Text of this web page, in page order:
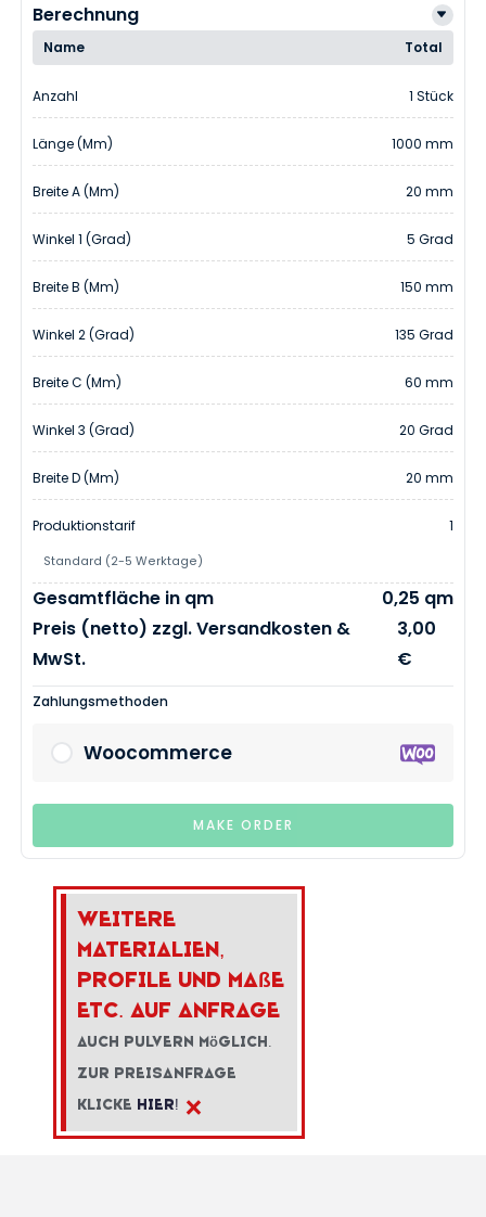
Berechnung
Name Total
Anzahl 1 Stück
Länge (mm) 1000 mm
Breite A (mm) 20 mm
Winkel 1 (Grad) 5 Grad
Breite B (mm) 150 mm
Winkel 2 (Grad) 135 Grad
Breite C (mm) 60 mm
Winkel 3 (Grad) 20 Grad
Breite D (mm) 20 mm
Produktionstarif
Standard (2-5 Werktage)
1
Gesamtfläche in qm
0,25 qm
Preis (netto) zzgl. Versandkosten &
MwSt.
3,00
€
Zahlungsmethoden
Woocommerce
MAKE ORDER
Weitere
Materialien,
Profile und Maße
etc. auf Anfrage
Auch Pulvern möglich.
Zur Preisanfrage
klicke hier! ×